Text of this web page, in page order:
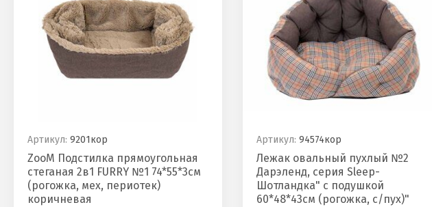
Артикул: 9201кор
ZooM Подстилка прямоугольная
стеганая 2в1 FURRY №1 74*55*3см
(рогожка, мех, периотек)
коричневая
Артикул: 94574кор
Лежак овальный пухлый №2
Дарэленд, серия Sleep-
Шотландка" с подушкой
60*48*43см (рогожка, с/пух)"